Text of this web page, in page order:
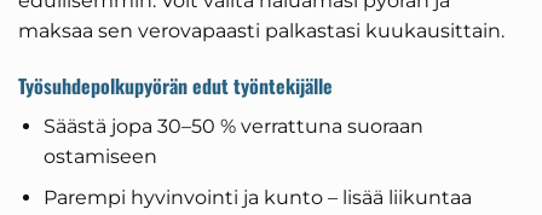
maksaa sen verovapaasti palkastasi kuukausittain.
Työsuhdepolkupyörän edut työntekijälle
Säästä jopa 30–50 % verrattuna suoraan
ostamiseen
Parempi hyvinvointi ja kunto – lisää liikuntaa